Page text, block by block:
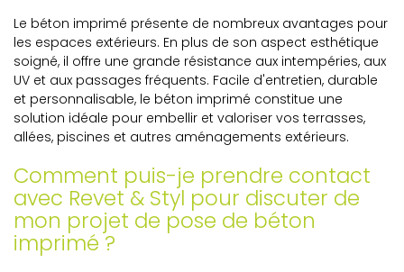
Le béton imprimé présente de nombreux avantages pour
les espaces extérieurs. En plus de son aspect esthétique
soigné, il offre une grande résistance aux intempéries, aux
UV et aux passages fréquents. Facile d'entretien, durable
et personnalisable, le béton imprimé constitue une
solution idéale pour embellir et valoriser vos terrasses,
allées, piscines et autres aménagements extérieurs.
Comment puis-je prendre contact
avec Revet & Styl pour discuter de
mon projet de pose de béton
imprimé ?